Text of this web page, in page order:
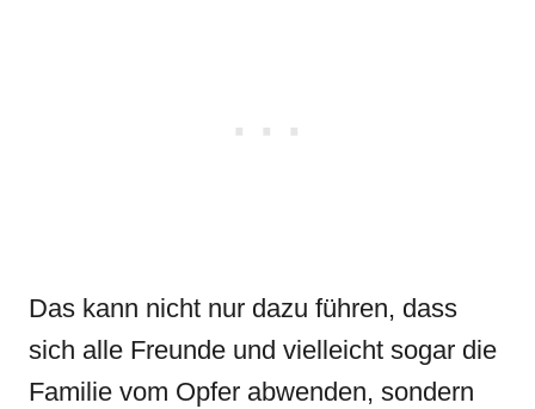
Das kann nicht nur dazu führen, dass
sich alle Freunde und vielleicht sogar die
Familie vom Opfer abwenden, sondern